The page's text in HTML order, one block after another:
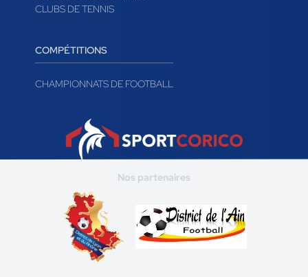
CLUBS DE TENNIS
COMPÉTITIONS
CHAMPIONNATS DE FOOTBALL
Nos partenaires